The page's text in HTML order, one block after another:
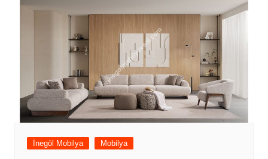
İnegöl Mobilya Mobilya